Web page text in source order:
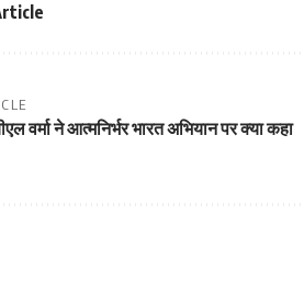
वर्मा ने आत्मनिर्भर भारत अभियान पर क्या कहा